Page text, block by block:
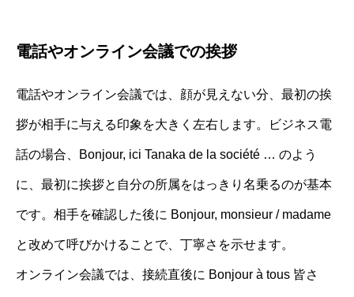
電話やオンライン会議での挨拶
電話やオンライン会議では、顔が見えない分、最初の挨
拶が相手に与える印象を大きく左右します。ビジネス電
話の場合、Bonjour, ici Tanaka de la société … のよう
に、最初に挨拶と自分の所属をはっきり名乗るのが基本
です。相手を確認した後に Bonjour, monsieur / madame
と改めて呼びかけることで、丁寧さを示せます。
オンライン会議では、接続直後に Bonjour à tous 皆さ